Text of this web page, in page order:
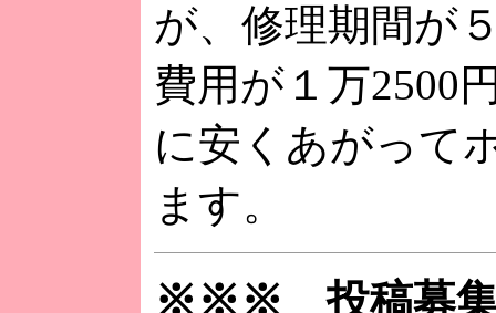
が、修理期間が
費用が１万2500
に安くあがって
ます。
※※※ 投稿募